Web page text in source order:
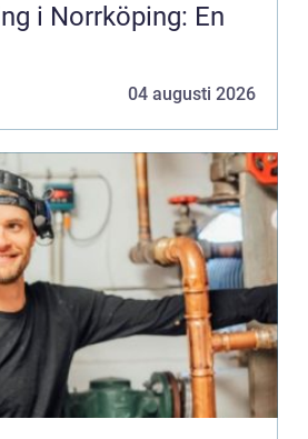
i Norrköping: En
04 augusti 2026